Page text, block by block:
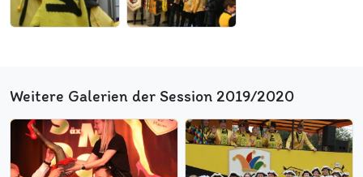
Weitere Galerien der Session 2019/2020